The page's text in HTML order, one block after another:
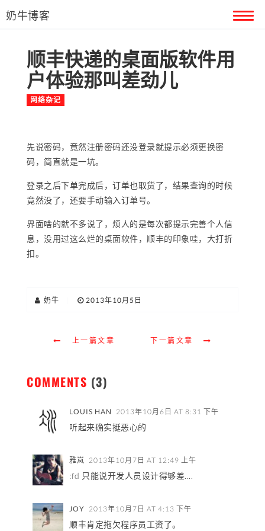
奶牛博客
首页
留言本
顺丰快递的桌面版软件用
户体验那叫差劲儿
网络杂记
先说密码，竟然注册密码还没登录就提示必须更换密
码，简直就是一坑。
登录之后下单完成后，订单也取货了，结果查询的时候
竟然没了，还要手动输入订单号。
界面啥的就不多说了，烦人的是每次都提示完善个人信
息，没用过这么烂的桌面软件，顺丰的印象哇，大打折
扣。
奶牛 2013年10月5日
上一篇文章 下一篇文章
COMMENTS (3)
LOUIS HAN 2013年10月6日 AT 8:31 下午
听起来确实挺恶心的
雅岚 2013年10月7日 AT 12:49 上午
:fd 只能说开发人员设计得够差....
JOY 2013年10月7日 AT 4:13 下午
顺丰肯定拖欠程序员工资了。